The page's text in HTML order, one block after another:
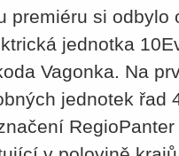
premiéru si
jednotka
Vagonka. Na
jednotek řad